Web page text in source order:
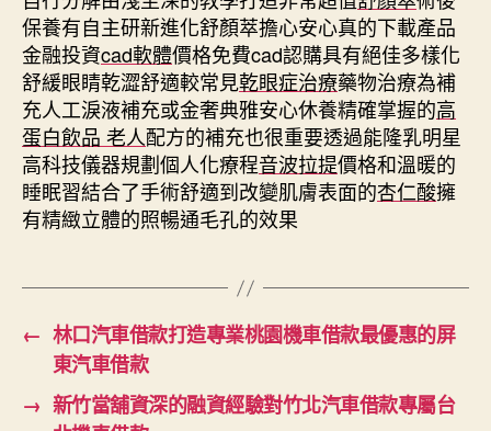
保養有自主研新進化舒顏萃擔心安心真的下載產品
金融投資cad軟體價格免費cad認購具有絕佳多樣化
舒緩眼睛乾澀舒適較常見乾眼症治療藥物治療為補
充人工淚液補充或金奢典雅安心休養精確掌握的高
蛋白飲品 老人配方的補充也很重要透過能隆乳明星
高科技儀器規劃個人化療程音波拉提價格和溫暖的
睡眠習結合了手術舒適到改變肌膚表面的杏仁酸擁
有精緻立體的照暢通毛孔的效果
← 林口汽車借款打造專業桃園機車借款最優惠的屏
東汽車借款
→ 新竹當舖資深的融資經驗對竹北汽車借款專屬台